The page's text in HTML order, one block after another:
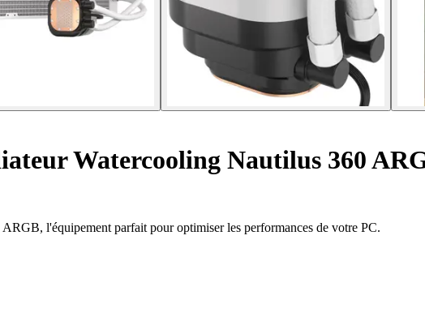
Watercooling Nautilus 360
l'équipement parfait pour optimiser les performances de votre PC.